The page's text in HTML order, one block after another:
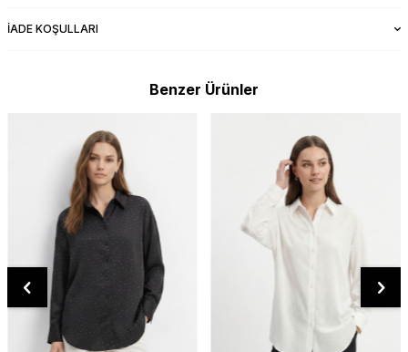
İADE KOŞULLARI
Benzer Ürünler